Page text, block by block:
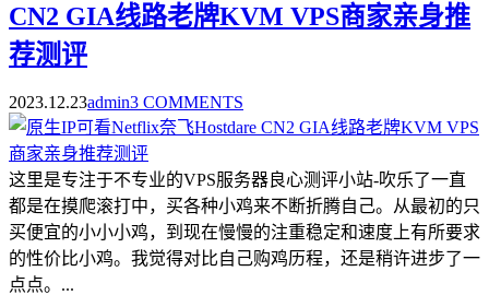
CN2 GIA线路老牌KVM VPS商家亲身推
荐测评
2023.12.23admin3 COMMENTS
这里是专注于不专业的VPS服务器良心测评小站-吹乐了一直
都是在摸爬滚打中，买各种小鸡来不断折腾自己。从最初的只
买便宜的小小小鸡，到现在慢慢的注重稳定和速度上有所要求
的性价比小鸡。我觉得对比自己购鸡历程，还是稍许进步了一
点点。...